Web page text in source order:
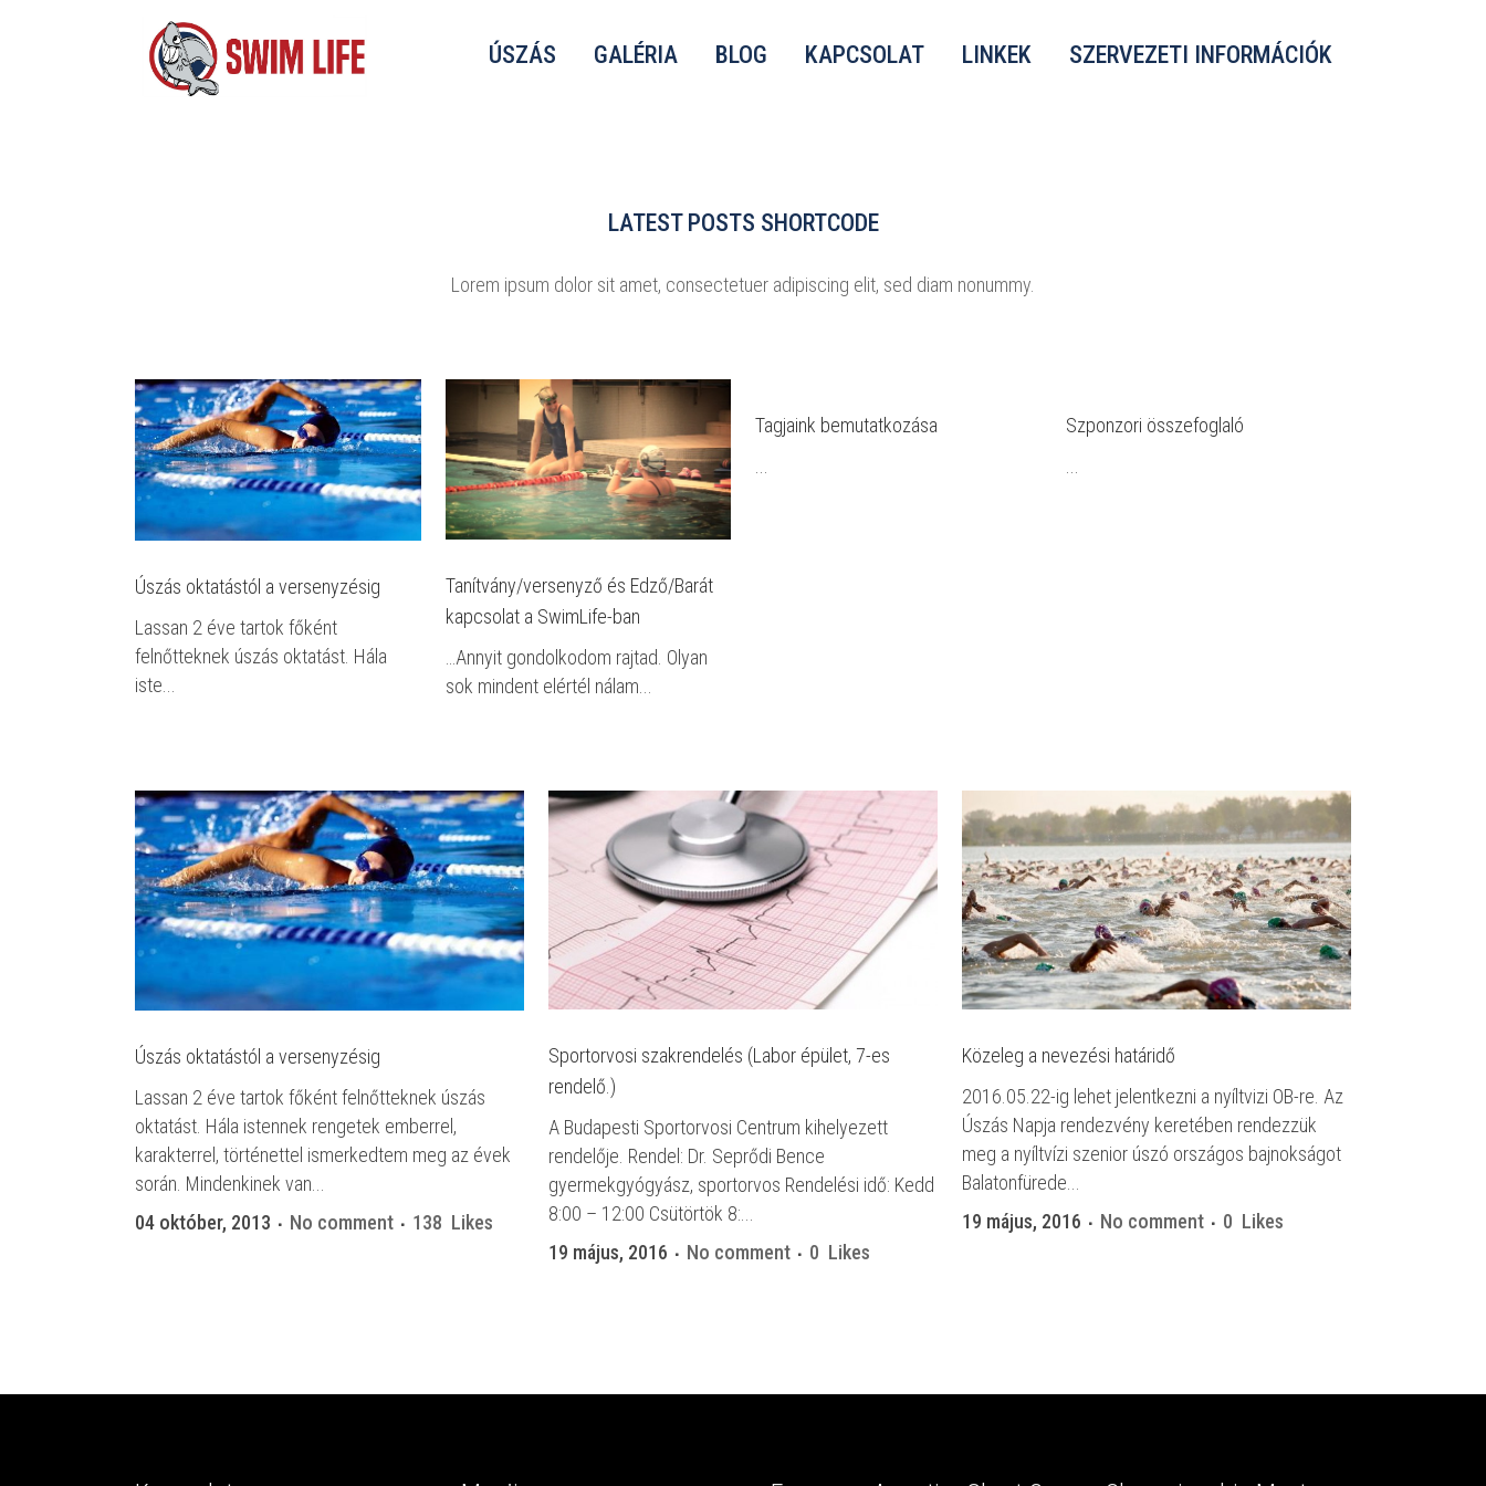
ÚSZÁS GALÉRIA BLOG KAPCSOLAT LINKEK SZERVEZETI INFORMÁCIÓK
LATEST POSTS SHORTCODE
Lorem ipsum dolor sit amet, consectetuer adipiscing elit, sed diam nonummy.
Úszás oktatástól a versenyzésig
Lassan 2 éve tartok főként
felnőtteknek úszás oktatást. Hála
iste...
Tanítvány/versenyző és Edző/Barát
kapcsolat a SwimLife-ban
…Annyit gondolkodom rajtad. Olyan
sok mindent elértél nálam...
Tagjaink bemutatkozása
Szponzori összefoglaló
Úszás oktatástól a versenyzésig
Lassan 2 éve tartok főként felnőtteknek úszás
oktatást. Hála istennek rengetek emberrel,
karakterrel, történettel ismerkedtem meg az évek
során. Mindenkinek van...
04 október, 2013
No comment 138 Likes
Sportorvosi szakrendelés (Labor épület, 7-es
rendelő.)
A Budapesti Sportorvosi Centrum kihelyezett
rendelője. Rendel: Dr. Seprődi Bence
gyermekgyógyász, sportorvos Rendelési idő: Kedd
8:00 – 12:00 Csütörtök 8:...
19 május, 2016
No comment 0 Likes
Közeleg a nevezési határidő
2016.05.22-ig lehet jelentkezni a nyíltvizi OB-re. Az
Úszás Napja rendezvény keretében rendezzük
meg a nyíltvízi szenior úszó országos bajnokságot
Balatonfürede...
19 május, 2016
No comment 0 Likes